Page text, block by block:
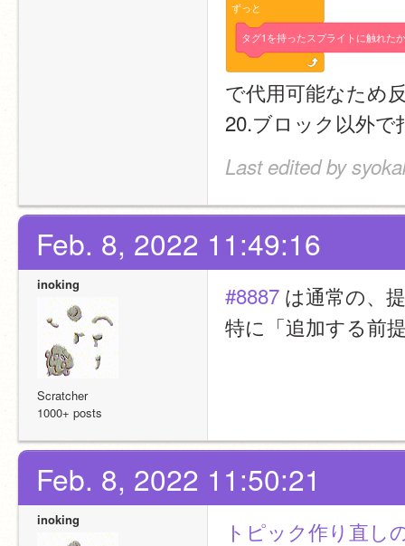
ずっと
タグ1を持ったスプライトに触れたか
で代用可能なため
20.ブロック以外
Last edited by
Feb. 8, 2022 11:49:16
inoking
Scratcher
1000+ posts
#8887 は通常の、
特に「追加する前
Feb. 8, 2022 11:50:21
inoking
トピック作り直し